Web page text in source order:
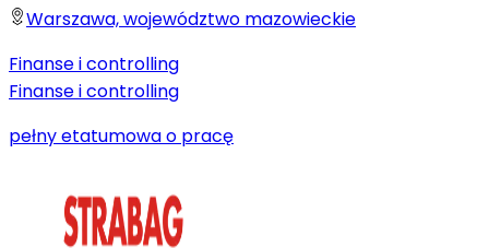
Warszawa, województwo mazowieckie
Finanse i controlling
Finanse i controlling
pełny etatumowa o pracę